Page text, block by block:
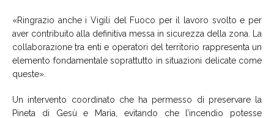
«Ringrazio anche i Vigili del Fuoco per il lavoro svolto e per
aver contribuito alla definitiva messa in sicurezza della zona. La
collaborazione tra enti e operatori del territorio rappresenta un
elemento fondamentale soprattutto in situazioni delicate come
queste».
Un intervento coordinato che ha permesso di preservare la
Pineta di Gesù e Maria, evitando che l’incendio potesse